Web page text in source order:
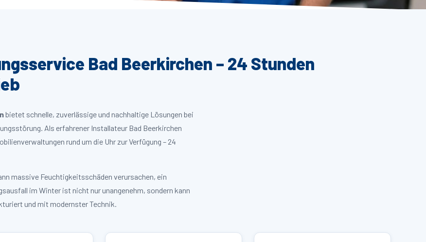
Bad Beerkirchen – 24 Stunden
bietet schnelle, zuverlässige und nachhaltige Lösungen bei
Als erfahrener Installateur Bad Beerkirchen
rund um die Uhr zur Verfügung – 24
massive Feuchtigkeitsschäden verursachen, ein
im Winter ist nicht nur unangenehm, sondern kann
und mit modernster Technik.